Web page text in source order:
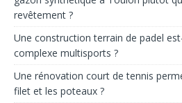
revêtement ?
Une construction terrain de padel
complexe multisports ?
Une rénovation court de tennis
filet et les poteaux ?